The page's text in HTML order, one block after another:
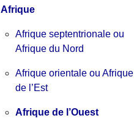
Afrique
Afrique septentrionale ou
Afrique du Nord
Afrique orientale ou Afrique
de l’Est
Afrique de l’Ouest